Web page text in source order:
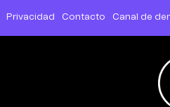
Privacidad Contacto Canal de